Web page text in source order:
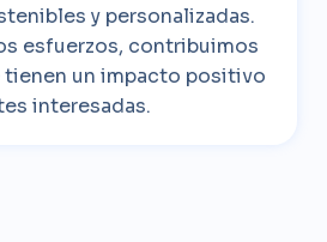
y personalizadas.
esfuerzos, contribuimos
tienen un impacto positivo
interesadas.